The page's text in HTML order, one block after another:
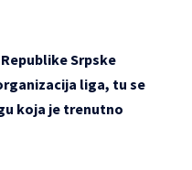
Srpske
liga, tu se
koja je trenutno